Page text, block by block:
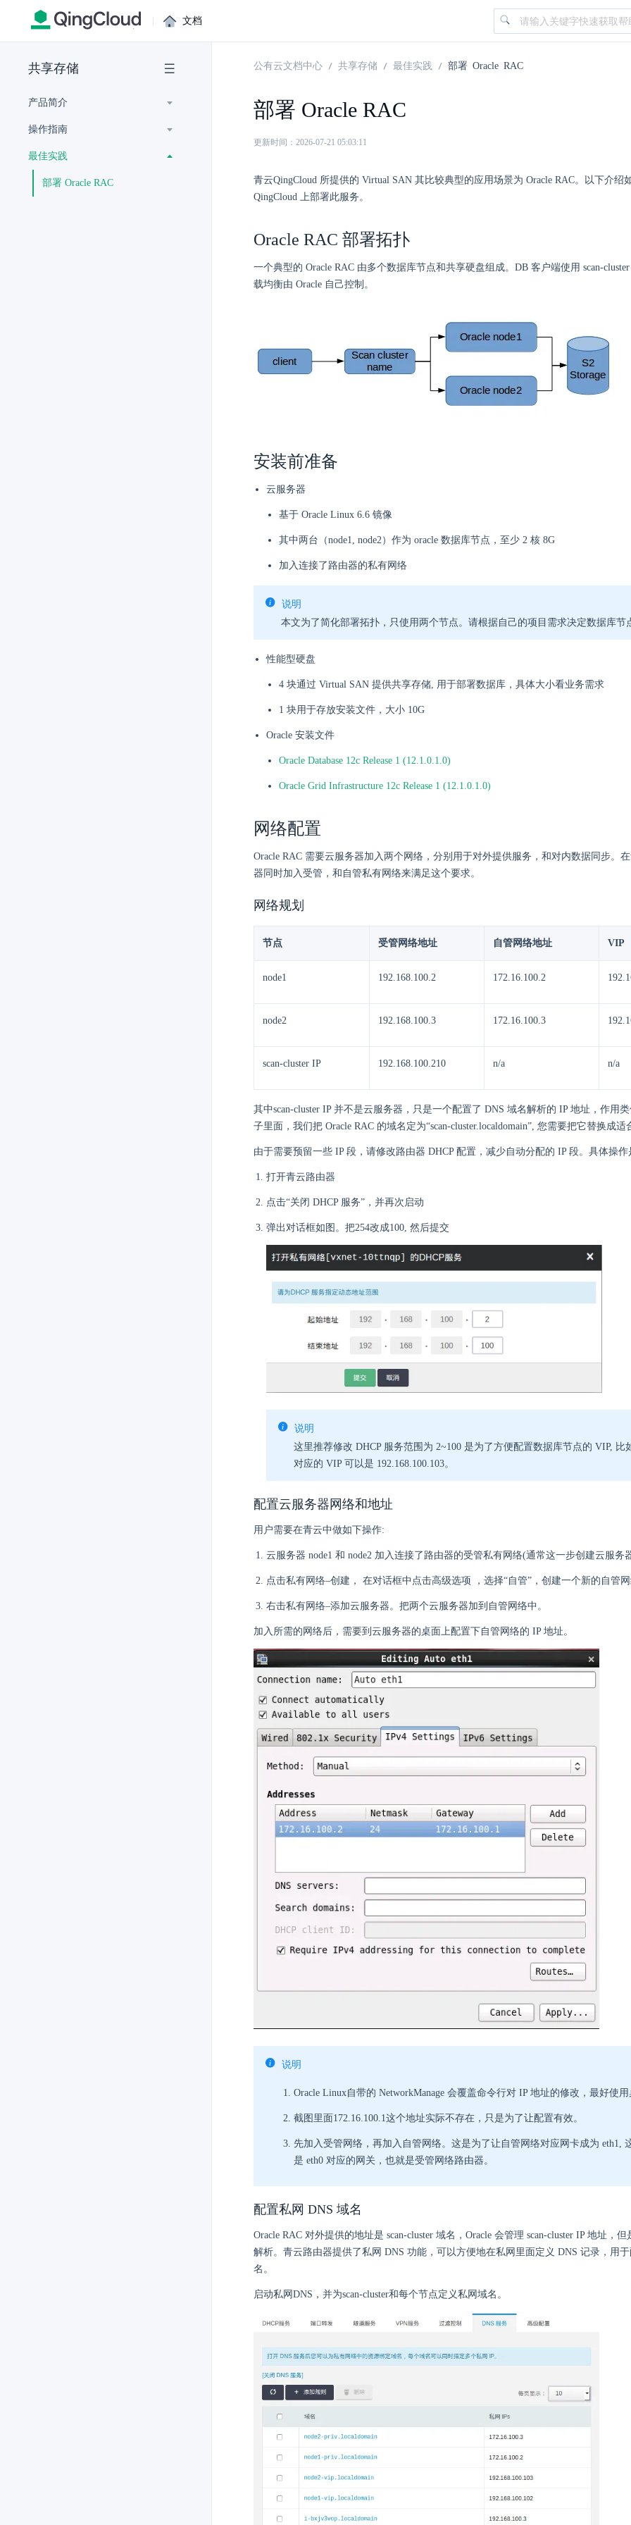
| 文档
共享存储
产品简介
操作指南
最佳实践
部署 Oracle RAC
公有云文档中心 共享存储 最佳实践 部署 Oracle RAC
部署 Oracle RAC
更新时间：2026-07-21 05:03:11
青云QingCloud 所提供的 Virtual SAN 其比较典型的应用场景为 Oracle RAC。以下介绍
QingCloud 上部署此服务。
Oracle RAC 部署拓扑
一个典型的 Oracle RAC 由多个数据库节点和共享硬盘组成。DB 客户端使用 scan-
载均衡由 Oracle 自己控制。
安装前准备
云服务器
基于 Oracle Linux 6.6 镜像
其中两台（node1, node2）作为 oracle 数据库节点，至少 2 核 8G
加入连接了路由器的私有网络
说明
本文为了简化部署拓扑，只使用两个节点。请根据自己的项目需求决定数据库节
性能型硬盘
4 块通过 Virtual SAN 提供共享存储, 用于部署数据库，具体大小看业务需求
1 块用于存放安装文件，大小 10G
Oracle 安装文件
Oracle Database 12c Release 1 (12.1.0.1.0)
Oracle Grid Infrastructure 12c Release 1 (12.1.0.1.0)
网络配置
Oracle RAC 需要云服务器加入两个网络，分别用于对外提供服务，和对内数据同步。
器同时加入受管，和自管私有网络来满足这个要求。
网络规划
节点 受管网络地址 自管网络地址 VIP
node1 192.168.100.2 172.16.100.2
node2 192.168.100.3 172.16.100.3
scan-cluster IP 192.168.100.210 n/a n/a
其中scan-cluster IP 并不是云服务器，只是一个配置了 DNS 域名解析的 IP 地址，作用
子里面，我们把 Oracle RAC 的域名定为“scan-cluster.localdomain”, 您需要把它替换成
由于需要预留一些 IP 段，请修改路由器 DHCP 配置，减少自动分配的 IP 段。具体操作
打开青云路由器
点击“关闭 DHCP 服务”，并再次启动
弹出对话框如图。把254改成100, 然后提交
说明
这里推荐修改 DHCP 服务范围为 2~100 是为了方便配置数据库节点的 VIP, 比
对应的 VIP 可以是 192.168.100.103。
配置云服务器网络和地址
用户需要在青云中做如下操作:
云服务器 node1 和 node2 加入连接了路由器的受管私有网络(通常这一步创建云服务
点击私有网络–创建， 在对话框中点击高级选项 ，选择“自管”，创建一个新的自管
右击私有网络–添加云服务器。把两个云服务器加到自管网络中。
加入所需的网络后，需要到云服务器的桌面上配置下自管网络的 IP 地址。
说明
Oracle Linux自带的 NetworkManage 会覆盖命令行对 IP 地址的修改，最好使
截图里面172.16.100.1这个地址实际不存在，只是为了让配置有效。
先加入受管网络，再加入自管网络。这是为了让自管网络对应网卡成为 eth1,
是 eth0 对应的网关，也就是受管网络路由器。
配置私网 DNS 域名
Oracle RAC 对外提供的地址是 scan-cluster 域名，Oracle 会管理 scan-cluster IP 地址，
解析。青云路由器提供了私网 DNS 功能，可以方便地在私网里面定义 DNS 记录，用于
名。
启动私网DNS，并为scan-cluster和每个节点定义私网域名。